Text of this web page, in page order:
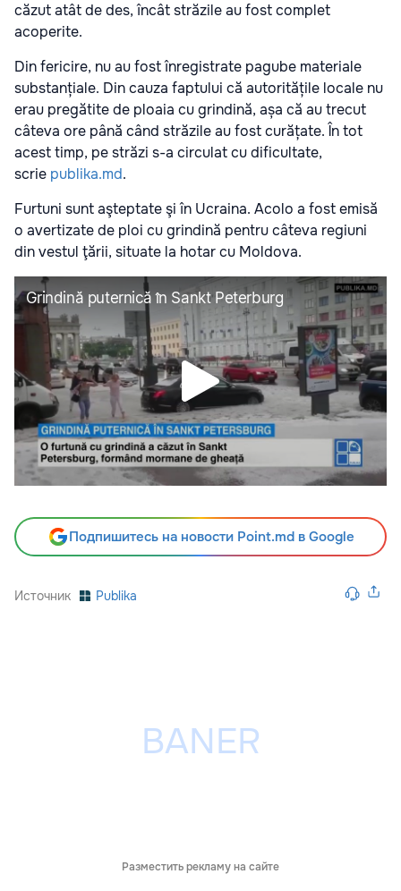
căzut atât de des, încât străzile au fost complet
acoperite.
Din fericire, nu au fost înregistrate pagube materiale
substanțiale. Din cauza faptului că autoritățile locale nu
erau pregătite de ploaia cu grindină, așa că au trecut
câteva ore până când străzile au fost curățate. În tot
acest timp, pe străzi s-a circulat cu dificultate,
scrie publika.md.
Furtuni sunt aşteptate şi în Ucraina. Acolo a fost emisă
o avertizate de ploi cu grindină pentru câteva regiuni
din vestul ţării, situate la hotar cu Moldova.
Подпишитесь на новости Point.md в Google
Источник Publika
Разместить рекламу на сайте